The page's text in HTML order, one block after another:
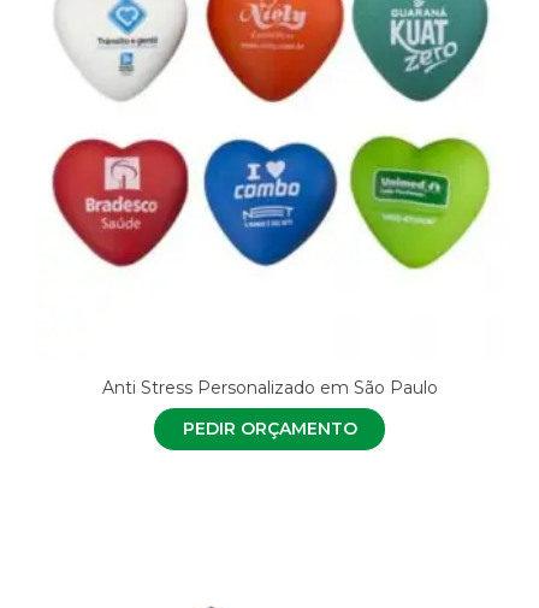
Anti Stress Personalizado em São Paulo
PEDIR ORÇAMENTO